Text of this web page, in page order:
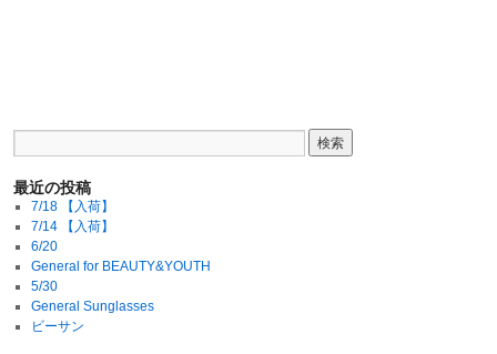
最近の投稿
7/18 【入荷】
7/14 【入荷】
6/20
General for BEAUTY&YOUTH
5/30
General Sunglasses
ビーサン